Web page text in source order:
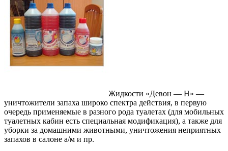
Жидкости «Девон — Н» —
уничтожители запаха широко спектра действия, в первую
очередь применяемые в разного рода туалетах (для мобильных
туалетных кабин есть специальная модификация), а также для
уборки за домашними животными, уничтожения неприятных
запахов в салоне а/м и пр.